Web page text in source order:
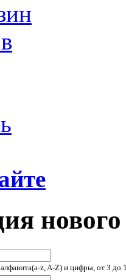
z, A-Z) и цифры, от 3 до